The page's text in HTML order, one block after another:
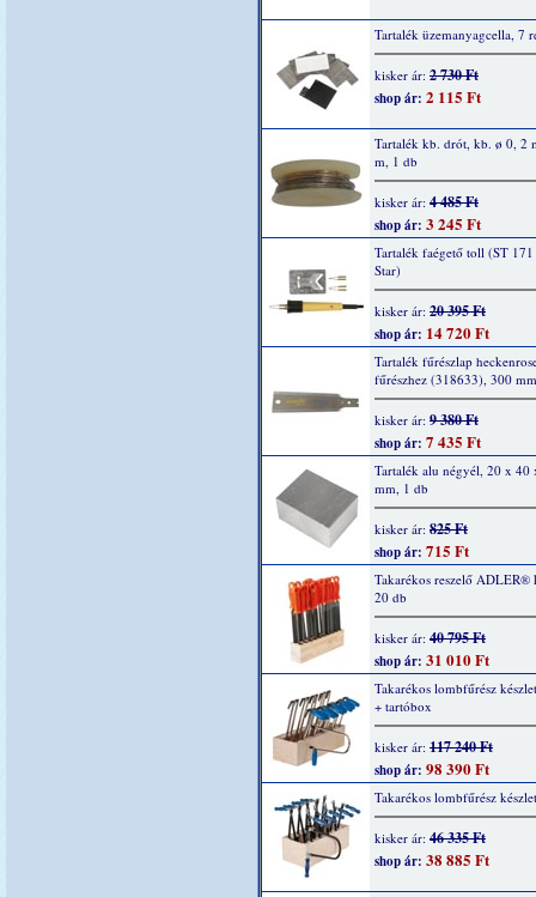
Tartalék üzemanyagcella, 7
kisker ár: 2 730 Ft
shop ár: 2 115 Ft
Tartalék kb. drót, kb. ø 0, 2
m, 1 db
kisker ár: 4 485 Ft
shop ár: 3 245 Ft
Tartalék faégető toll (ST
Star)
kisker ár: 20 395 Ft
shop ár: 14 720 Ft
Tartalék fűrészlap
fűrészhez (318633), 300
kisker ár: 9 380 Ft
shop ár: 7 435 Ft
Tartalék alu négyél, 20 x 40
mm, 1 db
kisker ár: 825 Ft
shop ár: 715 Ft
Takarékos reszelő ADLER®
20 db
kisker ár: 40 795 Ft
shop ár: 31 010 Ft
Takarékos lombfűrész
+ tartóbox
kisker ár: 117 240 Ft
shop ár: 98 390 Ft
Takarékos lombfűrész
kisker ár: 46 335 Ft
shop ár: 38 885 Ft